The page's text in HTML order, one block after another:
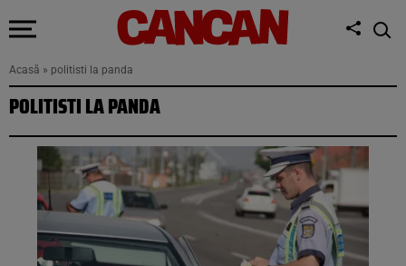
Acasă » politisti la panda
POLITISTI LA PANDA